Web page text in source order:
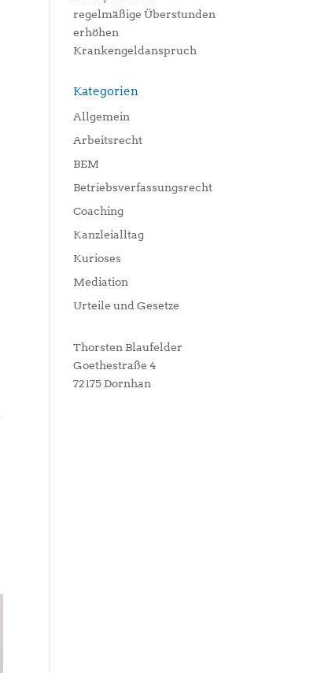
regelmäßige Überstunden
erhöhen
Krankengeldanspruch
Kategorien
Allgemein
Arbeitsrecht
BEM
Betriebsverfassungsrecht
Coaching
Kanzleialltag
Kurioses
Mediation
Urteile und Gesetze
Thorsten Blaufelder
Goethestraße 4
72175 Dornhan